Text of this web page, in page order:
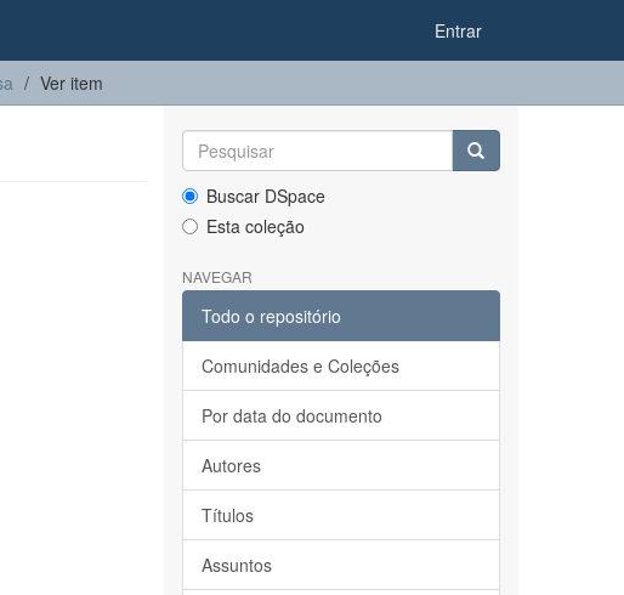
Entrar
Ver item
Buscar DSpace
Esta coleção
NAVEGAR
Todo o repositório
Comunidades e Coleções
Por data do documento
Autores
Títulos
Assuntos